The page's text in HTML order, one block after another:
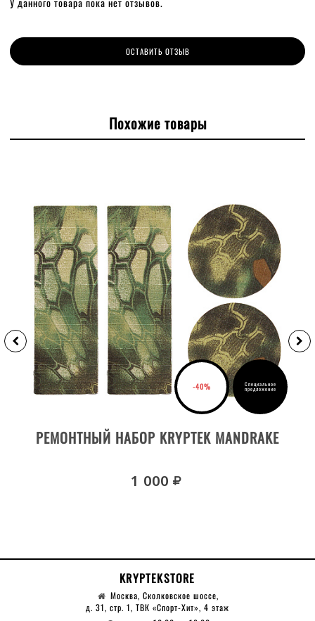
ОСТАВИТЬ ОТЗЫВ
Похожие товары
-40% Специальное
предложение
РЕМОНТНЫЙ НАБОР KRYPTEK MANDRAKE
1 000
KRYPTEKSTORE
Москва, Сколковское шоссе,
д. 31, стр. 1, ТВК «Спорт-Хит», 4 этаж